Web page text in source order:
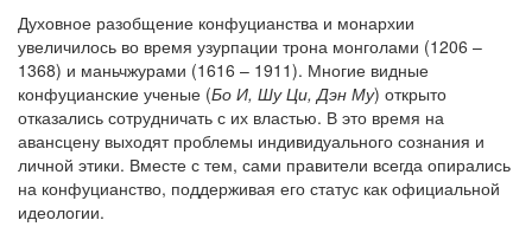
Духовное разобщение конфуцианства и монархии
увеличилось во время узурпации трона монголами (1206 –
1368) и маньчжурами (1616 – 1911). Многие видные
конфуцианские ученые (Бо И, Шу Ци, Дэн Му) открыто
отказались сотрудничать с их властью. В это время на
авансцену выходят проблемы индивидуального сознания и
личной этики. Вместе с тем, сами правители всегда опирались
на конфуцианство, поддерживая его статус как официальной
идеологии.